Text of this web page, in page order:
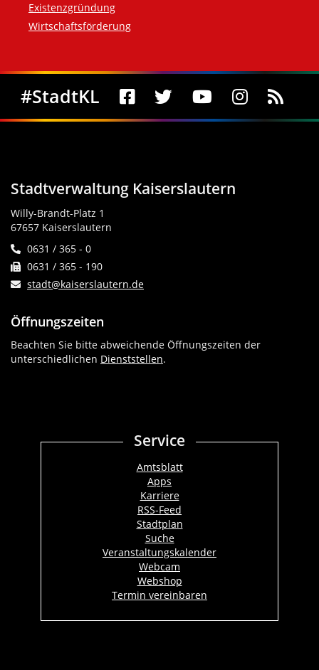
Existenzgründung
Wirtschaftsförderung
Social Media
#StadtKL
Stadtverwaltung Kaiserslautern
Willy-Brandt-Platz 1
67657 Kaiserslautern
0631 / 365 - 0
0631 / 365 - 190
stadt@kaiserslautern.de
Öffnungszeiten
Beachten Sie bitte abweichende Öffnungszeiten der
unterschiedlichen Dienststellen.
Service
Amtsblatt
Apps
Karriere
RSS-Feed
Stadtplan
Suche
Veranstaltungskalender
Webcam
Webshop
Termin vereinbaren